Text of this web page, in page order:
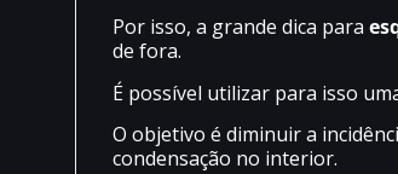
Por isso, a grande dica para
de fora.
É possível utilizar para isso
O objetivo é diminuir a
condensação no interior.